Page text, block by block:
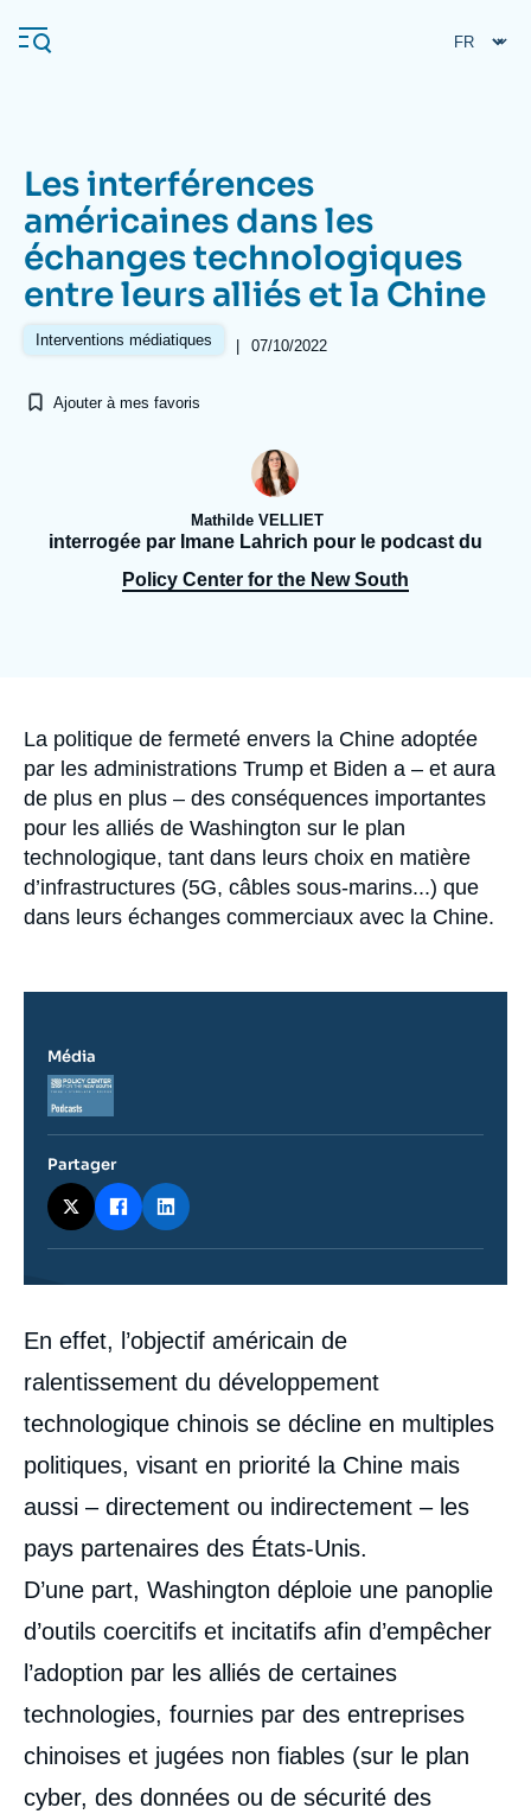
au
contenu
Navigation
principale
L'Ifri
Analyses
Se connecter
Les interférences
américaines dans les
échanges technologiques
entre leurs alliés et la Chine
Interventions médiatiques | 07/10/2022
Ajouter à mes favoris
Mathilde VELLIET
interrogée par Imane Lahrich pour le podcast du
Policy Center for the New South
Accroche
La politique de fermeté envers la Chine adoptée
par les administrations Trump et Biden a – et aura
de plus en plus – des conséquences importantes
pour les alliés de Washington sur le plan
technologique, tant dans leurs choix en matière
d’infrastructures (5G, câbles sous-marins...) que
dans leurs échanges commerciaux avec la Chine.
Contenu
intervention
médiatique
En effet, l’objectif américain de
ralentissement du développement
technologique chinois se décline en multiples
politiques, visant en priorité la Chine mais
aussi – directement ou indirectement – les
pays partenaires des États-Unis.
D’une part, Washington déploie une panoplie
d’outils coercitifs et incitatifs afin d’empêcher
l’adoption par les alliés de certaines
technologies, fournies par des entreprises
chinoises et jugées non fiables (sur le plan
cyber, des données ou de sécurité des
Média
Logo
Partager